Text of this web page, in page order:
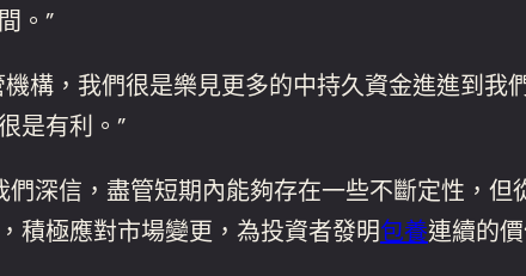
。”
，我們很是樂見更多的中持久資金進進到我
是有利。”
深信，盡管短期內能夠存在一些不斷定性，但
積極應對市場變更，為投資者發明包養連續的